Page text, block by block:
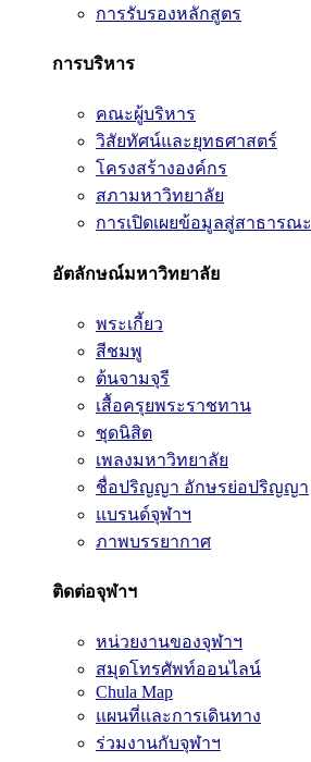
การรับรองหลักสูตร
การบริหาร
คณะผู้บริหาร
วิสัยทัศน์และยุทธศาสตร์
โครงสร้างองค์กร
สภามหาวิทยาลัย
การเปิดเผยข้อมูลสู่สาธารณะ
อัตลักษณ์มหาวิทยาลัย
พระเกี้ยว
สีชมพู
ต้นจามจุรี
เสื้อครุยพระราชทาน
ชุดนิสิต
เพลงมหาวิทยาลัย
ชื่อปริญญา อักษรย่อปริญญา
แบรนด์จุฬาฯ
ภาพบรรยากาศ
ติดต่อจุฬาฯ
หน่วยงานของจุฬาฯ
สมุดโทรศัพท์ออนไลน์
Chula Map
แผนที่และการเดินทาง
ร่วมงานกับจุฬาฯ